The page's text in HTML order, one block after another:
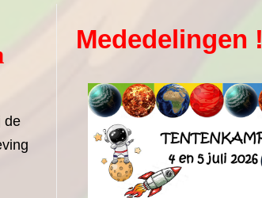
de
Mededelingen !